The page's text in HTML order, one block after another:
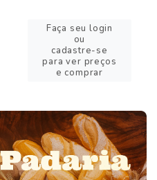
Faça seu login
ou
cadastre-se
para ver preços
e comprar